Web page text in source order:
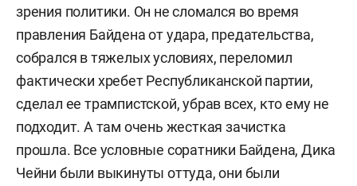
зрения политики. Он не сломался во время
правления Байдена от удара, предательства,
собрался в тяжелых условиях, переломил
фактически хребет Республиканской партии,
сделал ее трампистской, убрав всех, кто ему не
подходит. А там очень жесткая зачистка
прошла. Все условные соратники Байдена, Дика
Чейни были выкинуты оттуда, они были